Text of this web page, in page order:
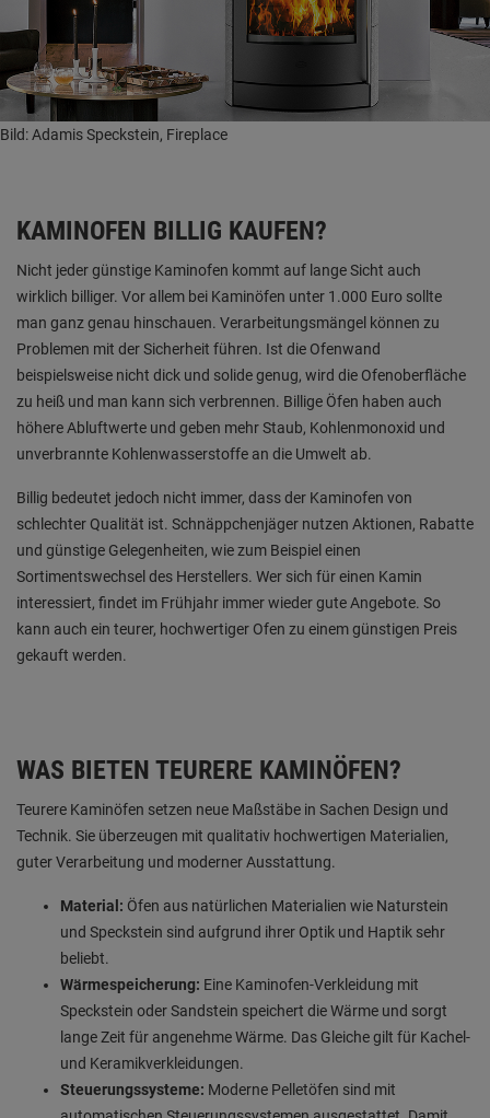
Bild: Adamis Speckstein, Fireplace
KAMINOFEN BILLIG KAUFEN?
Nicht jeder günstige Kaminofen kommt auf lange Sicht auch
wirklich billiger. Vor allem bei Kaminöfen unter 1.000 Euro sollte
man ganz genau hinschauen. Verarbeitungsmängel können zu
Problemen mit der Sicherheit führen. Ist die Ofenwand
beispielsweise nicht dick und solide genug, wird die Ofenoberfläche
zu heiß und man kann sich verbrennen. Billige Öfen haben auch
höhere Abluftwerte und geben mehr Staub, Kohlenmonoxid und
unverbrannte Kohlenwasserstoffe an die Umwelt ab.
Billig bedeutet jedoch nicht immer, dass der Kaminofen von
schlechter Qualität ist. Schnäppchenjäger nutzen Aktionen, Rabatte
und günstige Gelegenheiten, wie zum Beispiel einen
Sortimentswechsel des Herstellers. Wer sich für einen Kamin
interessiert, findet im Frühjahr immer wieder gute Angebote. So
kann auch ein teurer, hochwertiger Ofen zu einem günstigen Preis
gekauft werden.
WAS BIETEN TEURERE KAMINÖFEN?
Teurere Kaminöfen setzen neue Maßstäbe in Sachen Design und
Technik. Sie überzeugen mit qualitativ hochwertigen Materialien,
guter Verarbeitung und moderner Ausstattung.
Material: Öfen aus natürlichen Materialien wie Naturstein
und Speckstein sind aufgrund ihrer Optik und Haptik sehr
beliebt.
Wärmespeicherung: Eine Kaminofen-Verkleidung mit
Speckstein oder Sandstein speichert die Wärme und sorgt
lange Zeit für angenehme Wärme. Das Gleiche gilt für Kachel-
und Keramikverkleidungen.
Steuerungssysteme: Moderne Pelletöfen sind mit